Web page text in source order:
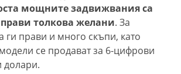
мощните задвижвания са
толкова желани. За
ги прави и много скъпи, като
се продават за 6-цифрови
долари.